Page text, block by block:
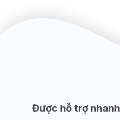
Được hỗ trợ nhanh